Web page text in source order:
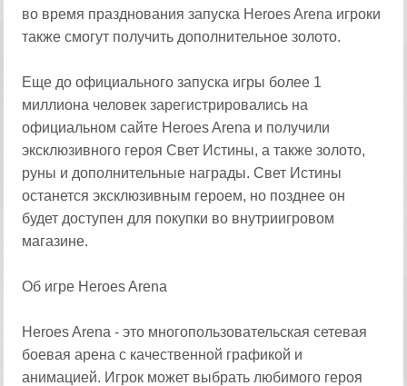
во время празднования запуска Heroes Arena игроки
также смогут получить дополнительное золото.
Еще до официального запуска игры более 1
миллиона человек зарегистрировались на
официальном сайте Heroes Arena и получили
эксклюзивного героя Свет Истины, а также золото,
руны и дополнительные награды. Свет Истины
останется эксклюзивным героем, но позднее он
будет доступен для покупки во внутриигровом
магазине.
Об игре Heroes Arena
Heroes Arena - это многопользовательская сетевая
боевая арена с качественной графикой и
анимацией. Игрок может выбрать любимого героя